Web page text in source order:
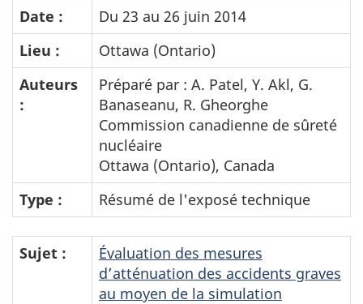
Date :
Du 23 au 26 juin 2014
Lieu :
Ottawa (Ontario)
Auteurs
:
Préparé par : A. Patel, Y. Akl, G.
Banaseanu, R. Gheorghe
Commission canadienne de sûreté
nucléaire
Ottawa (Ontario), Canada
Type :
Résumé de l'exposé technique
Sujet :
Évaluation des mesures
d’atténuation des accidents graves
au moyen de la simulation